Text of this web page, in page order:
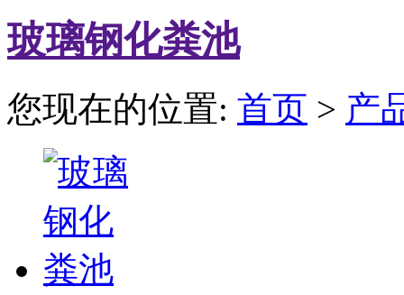
玻璃钢化粪池
您现在的位置: 首页 > 产